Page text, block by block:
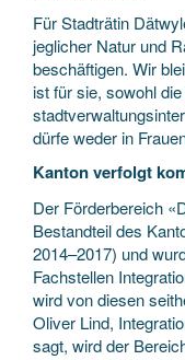
Für Stadträtin
jeglicher Natur und
beschäftigen. Wir
ist für sie, sowohl
dürfe weder in
Kanton verfolgt
Der Förderbereich
Bestandteil des
2014–2017) und
Fachstellen
wird von diesen
Oliver Lind,
sagt, wird der